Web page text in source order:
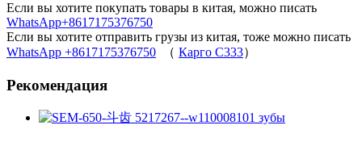
Если вы хотите покупать товары в китая, можно писать
WhatsApp+8617175376750
Если вы хотите отправить грузы из китая, тоже можно писать
WhatsApp +8617175376750 （ Карго C333）
Рекомендация